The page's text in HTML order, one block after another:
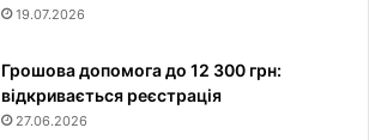
19.07.2026
Грошова допомога до 12 300 грн:
відкривається реєстрація
27.06.2026